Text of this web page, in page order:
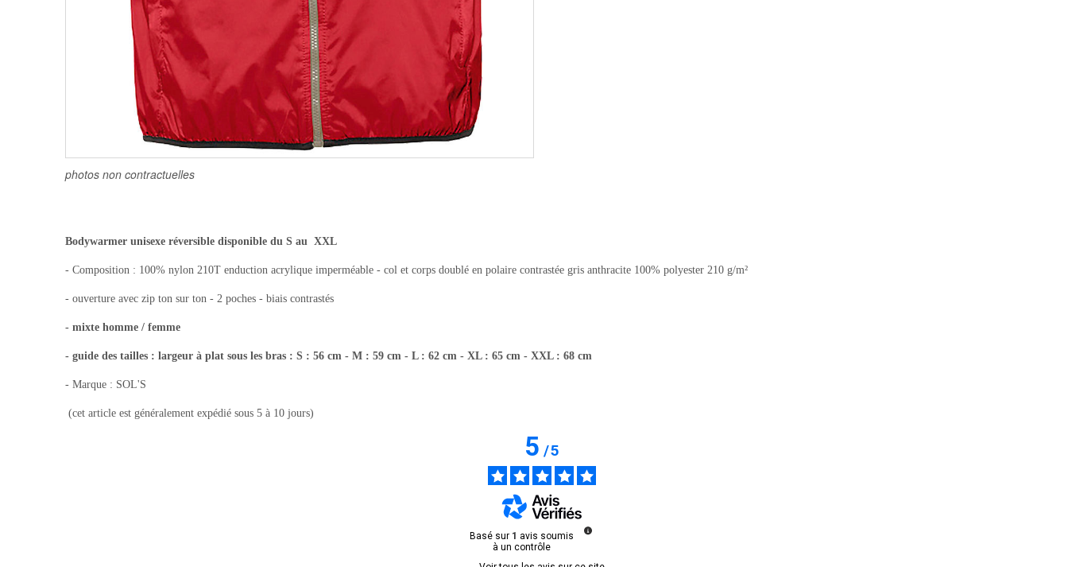
photos non contractuelles
Bodywarmer unisexe réversible disponible du S au XXL
- Composition : 100% nylon 210T enduction acrylique imperméable - col et corps doublé en polaire contrastée gris anthracite 100% polyester 210 g/m²
- ouverture avec zip ton sur ton - 2 poches - biais contrastés
- mixte homme / femme
- guide des tailles : largeur à plat sous les bras : S : 56 cm - M : 59 cm - L : 62 cm - XL : 65 cm - XXL : 68 cm
- Marque : SOL'S
(cet article est généralement expédié sous 5 à 10 jours)
5/5
Basé sur 1 avis soumis
à un contrôle